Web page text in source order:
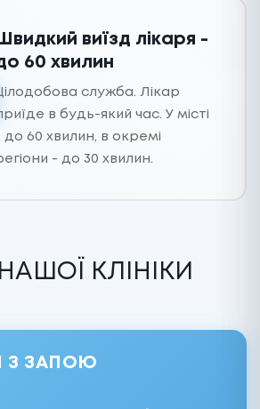
Швидкий виїзд лікаря -
60 хвилин
служба. Лікар
в будь-який час. У місті
до 60 хвилин, в окремі
- до 30 хвилин.
КЛІНІКИ
З ЗАПОЮ